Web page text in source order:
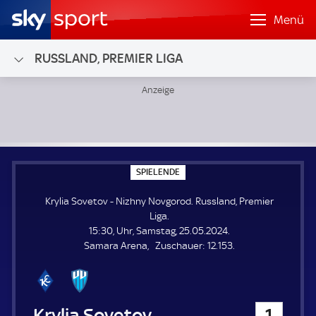
Menü
RUSSLAND, PREMIER LIGA
SPIELENDE
P
E
N
E
Krylia Sovetov - Nizhny Novgorod. Russland, Premier
Liga.
15:30, Uhr, Samstag, 25.05.2024.
Samara Arena
Zuschauer: Z
12.153.